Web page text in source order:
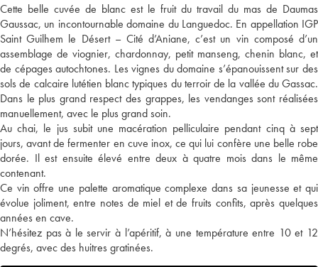
Cette belle cuvée de blanc est le fruit du travail du mas de Daumas
Gaussac, un incontournable domaine du Languedoc. En appellation IGP
Saint Guilhem le Désert – Cité d’Aniane, c’est un vin composé d’un
assemblage de viognier, chardonnay, petit manseng, chenin blanc, et
de cépages autochtones. Les vignes du domaine s’épanouissent sur des
sols de calcaire lutétien blanc typiques du terroir de la vallée du Gassac.
Dans le plus grand respect des grappes, les vendanges sont réalisées
manuellement, avec le plus grand soin.
Au chai, le jus subit une macération pelliculaire pendant cinq à sept
jours, avant de fermenter en cuve inox, ce qui lui confère une belle robe
dorée. Il est ensuite élevé entre deux à quatre mois dans le même
contenant.
Ce vin offre une palette aromatique complexe dans sa jeunesse et qui
évolue joliment, entre notes de miel et de fruits confits, après quelques
années en cave.
N’hésitez pas à le servir à l’apéritif, à une température entre 10 et 12
degrés, avec des huitres gratinées.